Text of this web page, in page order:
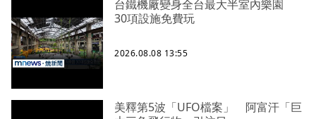
台鐵機廠變身全台最大半室內樂園
30項設施免費玩
2026.08.08 13:55
美釋第5波「UFO檔案」 阿富汗「巨